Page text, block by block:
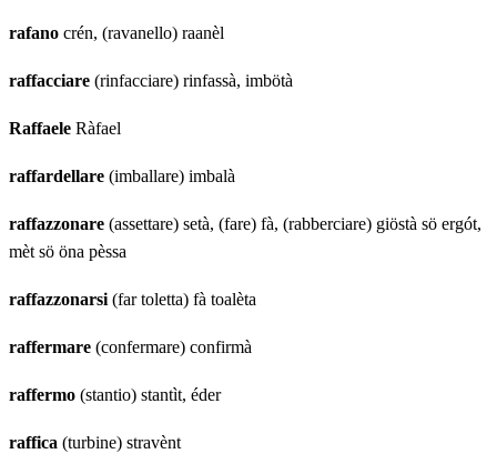
rafano crén, (ravanello) raanèl
raffacciare (rinfacciare) rinfassà, imbötà
Raffaele Ràfael
raffardellare (imballare) imbalà
raffazzonare (assettare) setà, (fare) fà, (rabberciare) giöstà sö ergót,
mèt sö öna pèssa
raffazzonarsi (far toletta) fà toalèta
raffermare (confermare) confirmà
raffermo (stantio) stantìt, éder
raffica (turbine) stravènt